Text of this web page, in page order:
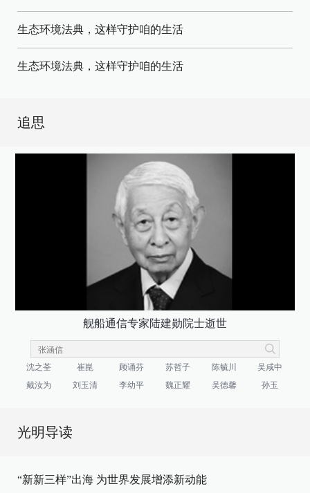
生态环境法典，这样守护咱的生活
生态环境法典，这样守护咱的生活
追思
舰船通信专家陆建勋院士逝世
沈之荃 崔崑 顾诵芬 苏哲子 陈毓川
吴咸中
戴汝为
刘玉清 李幼平 魏正耀 吴德馨 孙玉
光明导读
“新新三样”出海 为世界发展增添新动能